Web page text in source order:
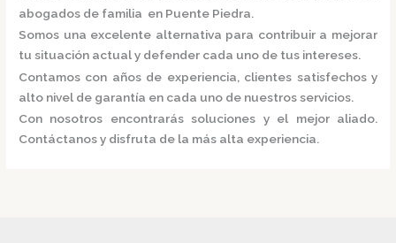
abogados de familia en Puente Piedra.
Somos una excelente alternativa para contribuir a mejorar
tu situación actual y defender cada uno de tus intereses.
Contamos con años de experiencia, clientes satisfechos y
alto nivel de garantía en cada uno de nuestros servicios.
Con nosotros encontrarás soluciones y el mejor aliado.
Contáctanos y disfruta de la más alta experiencia.